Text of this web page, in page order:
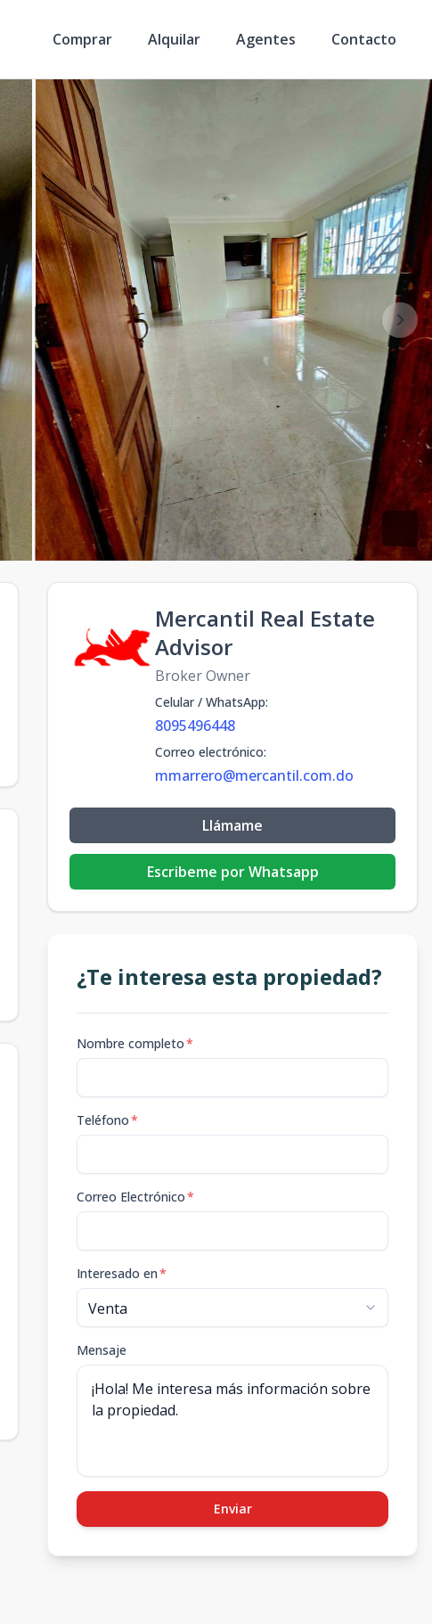
Comprar Alquilar Agentes Contacto
Mercantil Real Estate
Advisor
Broker Owner
Celular / WhatsApp:
8095496448
Correo electrónico:
mmarrero@mercantil.com.do
Llámame
Escribeme por Whatsapp
¿Te interesa esta propiedad?
Nombre completo*
Teléfono*
Correo Electrónico*
Interesado en*
Mensaje
Enviar